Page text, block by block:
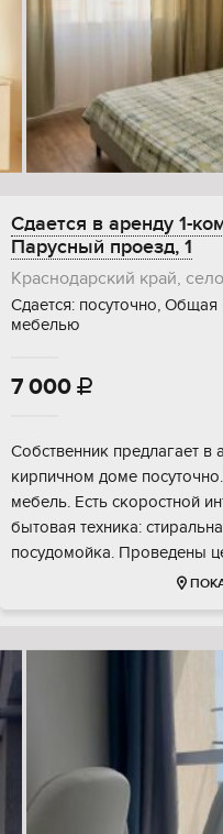
Сдается в аренду 1-
Парусный проезд, 1
Краснодарский край,
Сдается: посуточно,
мебелью
7 000 
Собственник предлагает в
кирпичном доме
мебель. Есть скоростной
бытовая техника:
посудомойка. Проведены